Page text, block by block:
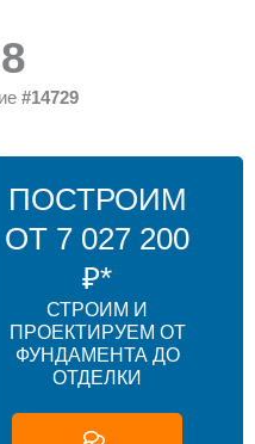
#14729
ПОСТРОИМ
ОТ 7 027 200
₽*
СТРОИМ И
ПРОЕКТИРУЕМ ОТ
ФУНДАМЕНТА ДО
ОТДЕЛКИ